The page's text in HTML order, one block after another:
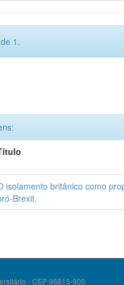
1.
isolamento britânico como
Brexit.
- CEP 96815-900